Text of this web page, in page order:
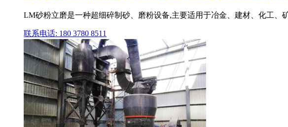
LM砂粉立磨是一种超细碎制砂、磨粉设备,主要适用于冶金、建材、化工、
联系电话: 180 3780 8511